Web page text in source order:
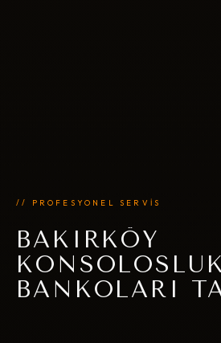
// PROFESYONEL SERVİS
BAKIRKÖY
BANKOLARI